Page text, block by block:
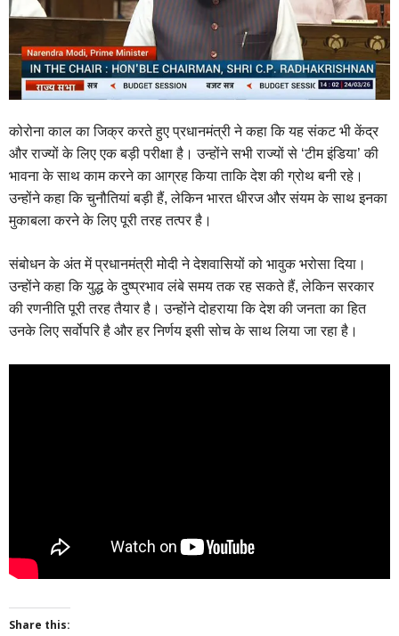
कोरोना काल का जिक्र करते हुए प्रधानमंत्री ने कहा कि यह संकट भी केंद्र
और राज्यों के लिए एक बड़ी परीक्षा है। उन्होंने सभी राज्यों से ‘टीम इंडिया’ की
भावना के साथ काम करने का आग्रह किया ताकि देश की ग्रोथ बनी रहे।
उन्होंने कहा कि चुनौतियां बड़ी हैं, लेकिन भारत धीरज और संयम के साथ इनका
मुकाबला करने के लिए पूरी तरह तत्पर है।
संबोधन के अंत में प्रधानमंत्री मोदी ने देशवासियों को भावुक भरोसा दिया।
उन्होंने कहा कि युद्ध के दुष्प्रभाव लंबे समय तक रह सकते हैं, लेकिन सरकार
की रणनीति पूरी तरह तैयार है। उन्होंने दोहराया कि देश की जनता का हित
उनके लिए सर्वोपरि है और हर निर्णय इसी सोच के साथ लिया जा रहा है।
Share this: